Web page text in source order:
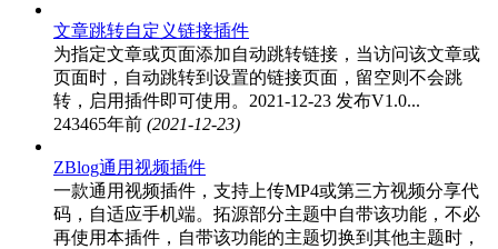
文章跳转自定义链接插件
为指定文章或页面添加自动跳转链接，当访问该文章或
页面时，自动跳转到设置的链接页面，留空则不会跳
转，启用插件即可使用。2021-12-23 发布V1.0...
243465年前 (2021-12-23)
ZBlog通用视频插件
一款通用视频插件，支持上传MP4或第三方视频分享代
码，自适应手机端。拓源部分主题中自带该功能，不必
再使用本插件，自带该功能的主题切换到其他主题时，